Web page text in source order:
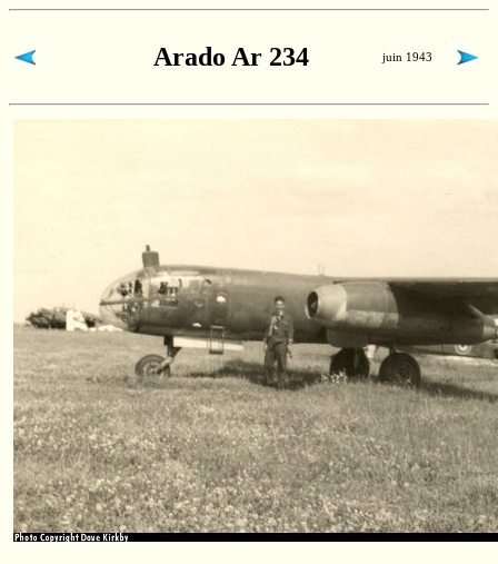
Arado Ar 234 juin 1943